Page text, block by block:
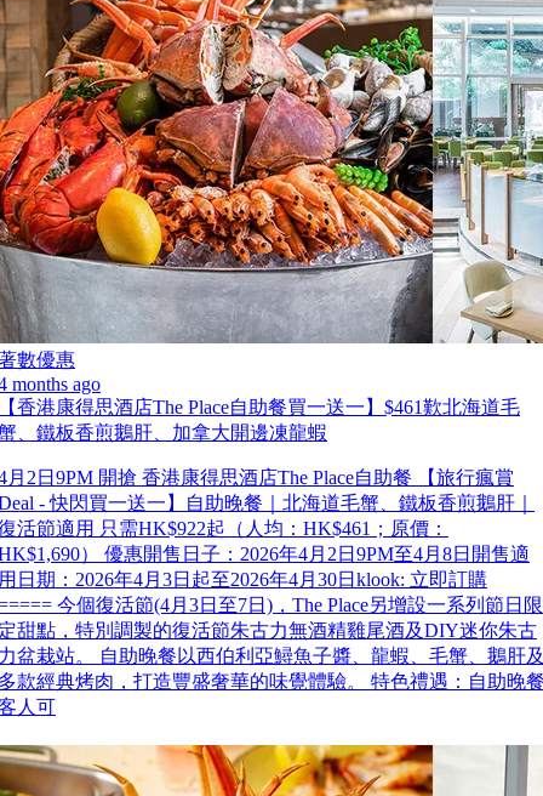
數優惠
months ago
香港康得思酒店The Place自助餐買一送一】$461歎北海道毛
、鐵板香煎鵝肝、加拿大開邊凍龍蝦
月2日9PM 開搶 香港康得思酒店The Place自助餐 【旅行瘋賞
- 快閃買一送一】自助晚餐｜北海道毛蟹、鐵板香煎鵝肝｜
活節適用 只需HK$922起（人均：HK$461；原價：
） 優惠開售日子：2026年4月2日9PM至4月8日開售適
日期：2026年4月3日起至2026年4月30日klook: 立即訂購
今個復活節(4月3日至7日)，The Place另增設一系列節日限
甜點，特別調製的復活節朱古力無酒精雞尾酒及DIY迷你朱古
盆栽站。 自助晚餐以西伯利亞鱘魚子醬、龍蝦、毛蟹、鵝肝
款經典烤肉，打造豐盛奢華的味覺體驗。 特色禮遇：自助晚
人可